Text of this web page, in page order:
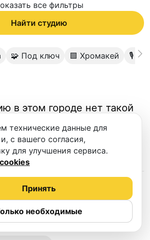
все фильтры
Найти студию
🧩 Под ключ 🟩 Хромакей 🎙
в этом городе нет такой
в Красногорске
подкастов
технические данные для
с вашего согласия,
для улучшения сервиса.
необходимые
Принять